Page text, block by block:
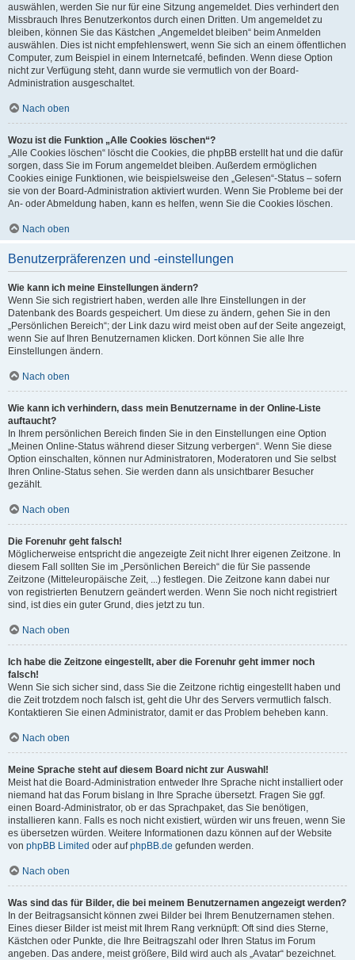
auswählen, werden Sie nur für eine Sitzung angemeldet. Dies verhindert den
Missbrauch Ihres Benutzerkontos durch einen Dritten. Um angemeldet zu
bleiben, können Sie das Kästchen „Angemeldet bleiben“ beim Anmelden
auswählen. Dies ist nicht empfehlenswert, wenn Sie sich an einem öffentlichen
Computer, zum Beispiel in einem Internetcafé, befinden. Wenn diese Option
nicht zur Verfügung steht, dann wurde sie vermutlich von der Board-
Administration ausgeschaltet.
Nach oben
Wozu ist die Funktion „Alle Cookies löschen“?
„Alle Cookies löschen“ löscht die Cookies, die phpBB erstellt hat und die dafür
sorgen, dass Sie im Forum angemeldet bleiben. Außerdem ermöglichen
Cookies einige Funktionen, wie beispielsweise den „Gelesen“-Status – sofern
sie von der Board-Administration aktiviert wurden. Wenn Sie Probleme bei der
An- oder Abmeldung haben, kann es helfen, wenn Sie die Cookies löschen.
Nach oben
Benutzerpräferenzen und -einstellungen
Wie kann ich meine Einstellungen ändern?
Wenn Sie sich registriert haben, werden alle Ihre Einstellungen in der
Datenbank des Boards gespeichert. Um diese zu ändern, gehen Sie in den
„Persönlichen Bereich“; der Link dazu wird meist oben auf der Seite angezeigt,
wenn Sie auf Ihren Benutzernamen klicken. Dort können Sie alle Ihre
Einstellungen ändern.
Nach oben
Wie kann ich verhindern, dass mein Benutzername in der Online-Liste
auftaucht?
In Ihrem persönlichen Bereich finden Sie in den Einstellungen eine Option
„Meinen Online-Status während dieser Sitzung verbergen“. Wenn Sie diese
Option einschalten, können nur Administratoren, Moderatoren und Sie selbst
Ihren Online-Status sehen. Sie werden dann als unsichtbarer Besucher
gezählt.
Nach oben
Die Forenuhr geht falsch!
Möglicherweise entspricht die angezeigte Zeit nicht Ihrer eigenen Zeitzone. In
diesem Fall sollten Sie im „Persönlichen Bereich“ die für Sie passende
Zeitzone (Mitteleuropäische Zeit, ...) festlegen. Die Zeitzone kann dabei nur
von registrierten Benutzern geändert werden. Wenn Sie noch nicht registriert
sind, ist dies ein guter Grund, dies jetzt zu tun.
Nach oben
Ich habe die Zeitzone eingestellt, aber die Forenuhr geht immer noch
falsch!
Wenn Sie sich sicher sind, dass Sie die Zeitzone richtig eingestellt haben und
die Zeit trotzdem noch falsch ist, geht die Uhr des Servers vermutlich falsch.
Kontaktieren Sie einen Administrator, damit er das Problem beheben kann.
Nach oben
Meine Sprache steht auf diesem Board nicht zur Auswahl!
Meist hat die Board-Administration entweder Ihre Sprache nicht installiert oder
niemand hat das Forum bislang in Ihre Sprache übersetzt. Fragen Sie ggf.
einen Board-Administrator, ob er das Sprachpaket, das Sie benötigen,
installieren kann. Falls es noch nicht existiert, würden wir uns freuen, wenn Sie
es übersetzen würden. Weitere Informationen dazu können auf der Website
von phpBB Limited oder aufphpBB.de gefunden werden.
Nach oben
Was sind das für Bilder, die bei meinem Benutzernamen angezeigt werden?
In der Beitragsansicht können zwei Bilder bei Ihrem Benutzernamen stehen.
Eines dieser Bilder ist meist mit Ihrem Rang verknüpft: Oft sind dies Sterne,
Kästchen oder Punkte, die Ihre Beitragszahl oder Ihren Status im Forum
angeben. Das andere, meist größere, Bild wird auch als „Avatar“ bezeichnet.